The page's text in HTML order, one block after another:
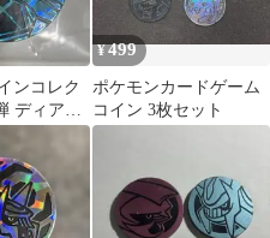
ンコレク
ディアル
¥499
ポケモンカードゲーム
コイン 3枚セット